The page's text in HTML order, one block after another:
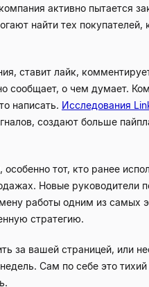
активно пытается
найти тех
ставит лайк,
сообщает, о чем думает.
написать. Исследования
создают больше
тот, кто ранее
Новые руководители
работы одним из
стратегию.
за вашей страницей, или
Сам по себе это